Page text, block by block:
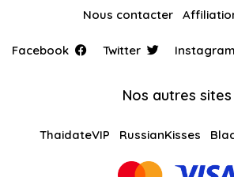
Nous contacter
Facebook Twitter Instagram
Nos autres sites
ThaidateVIP RussianKisses